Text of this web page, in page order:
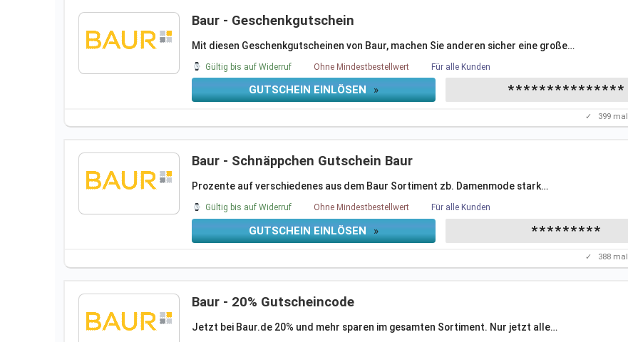
Baur - Geschenkgutschein
Mit diesen Geschenkgutscheinen von Baur, machen Sie anderen sicher eine große…
Gültig bis auf Widerruf Ohne Mindestbestellwert Für alle Kunden
GUTSCHEIN EINLÖSEN » ***************
✓ 399
Baur - Schnäppchen Gutschein Baur
Prozente auf verschiedenes aus dem Baur Sortiment zb. Damenmode stark…
Gültig bis auf Widerruf Ohne Mindestbestellwert Für alle Kunden
GUTSCHEIN EINLÖSEN » *********
✓ 388
Baur - 20% Gutscheincode
Jetzt bei Baur.de 20% und mehr sparen im gesamten Sortiment. Nur jetzt alle…